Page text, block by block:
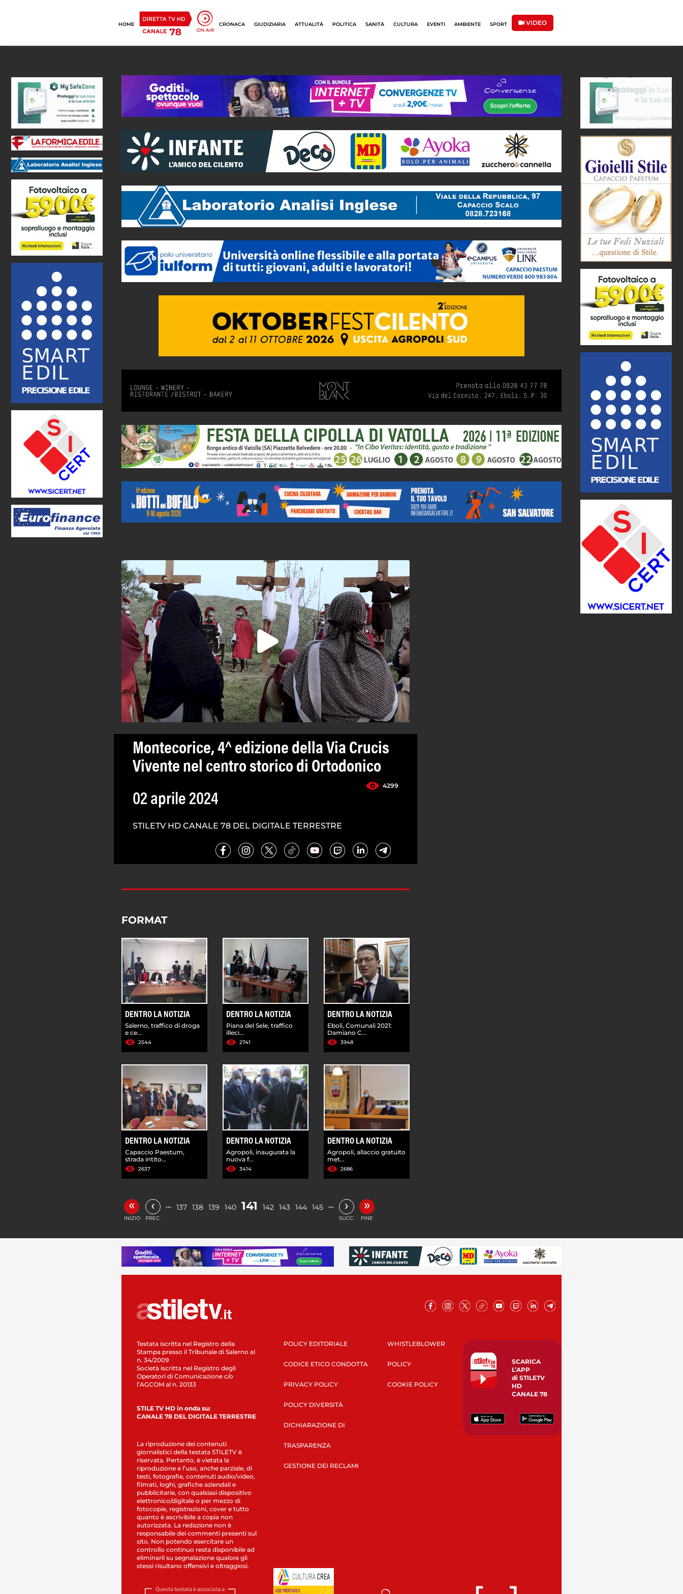
HOME CRONACA GIUDIZIARIA ATTUALITÀ POLITICA SANITÀ CULTURA EVENTI AMBIENTE SPORT VIDEO
Montecorice, 4^ edizione della Via Crucis
Vivente nel centro storico di Ortodonico
4299
02 aprile 2024
STILETV HD CANALE 78 DEL DIGITALE TERRESTRE
FORMAT
DENTRO LA NOTIZIA
Salerno, traffico di droga
e ce...
2544
DENTRO LA NOTIZIA
Piana del Sele, traffico
illeci...
2741
DENTRO LA NOTIZIA
Eboli, Comunali 2021:
Damiano C...
3948
DENTRO LA NOTIZIA
Capaccio Paestum,
strada intito...
2637
DENTRO LA NOTIZIA
Agropoli, inaugurata la
nuova f...
3414
DENTRO LA NOTIZIA
Agropoli, allaccio gratuito
met...
2686
«
INIZIO
‹
PREC.
… 137 138 139 140 141 142 143 144 145 … ›
SUCC.
»
FINE
Testata iscritta nel Registro della
Stampa presso il Tribunale di Salerno al
n. 34/2009
Società iscritta nel Registro degli
Operatori di Comunicazione c/o
l’AGCOM al n. 20133
STILE TV HD in onda su:
CANALE 78 DEL DIGITALE TERRESTRE
La riproduzione dei contenuti
giornalistici della testata STILETV è
riservata. Pertanto, è vietata la
riproduzione e l’uso, anche parziale, di
testi, fotografie, contenuti audio/video,
filmati, loghi, grafiche aziendali e
pubblicitarie, con qualsiasi dispositivo
elettronico/digitale o per mezzo di
fotocopie, registrazioni, cover e tutto
quanto è ascrivibile a copia non
autorizzata. La redazione non è
responsabile dei commenti presenti sul
sito. Non potendo esercitare un
controllo continuo resta disponibile ad
eliminarli su segnalazione qualora gli
stessi risultano offensivi e oltraggiosi.
POLICY EDITORIALE
CODICE ETICO CONDOTTA
PRIVACY POLICY
POLICY DIVERSITÀ
DICHIARAZIONE DI
TRASPARENZA
GESTIONE DEI RECLAMI
WHISTLEBLOWER
POLICY
COOKIE POLICY
SCARICA
L’APP
di STILETV
HD
CANALE 78